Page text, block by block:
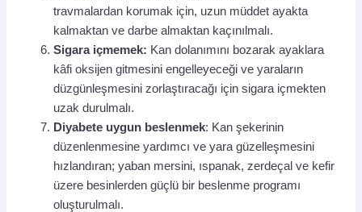
travmalardan korumak için, uzun müddet ayakta
kalmaktan ve darbe almaktan kaçınılmalı.
Sigara içmemek: Kan dolanımını bozarak ayaklara
kâfi oksijen gitmesini engelleyeceği ve yaraların
düzgünleşmesini zorlaştıracağı için sigara içmekten
uzak durulmalı.
Diyabete uygun beslenmek: Kan şekerinin
düzenlenmesine yardımcı ve yara güzelleşmesini
hızlandıran; yaban mersini, ıspanak, zerdeçal ve kefir
üzere besinlerden güçlü bir beslenme programı
oluşturulmalı.